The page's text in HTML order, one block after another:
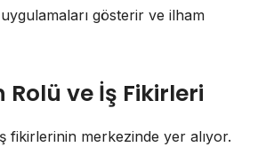
gösterir ve ilham
ve İş Fikirleri
fikirlerinin merkezinde yer alıyor.